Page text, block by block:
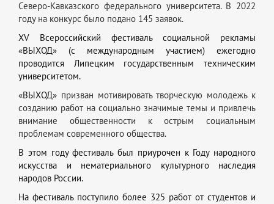
Северо-Кавказского федерального университета. В 2022
году на конкурс было подано 145 заявок.
ХV Всероссийский фестиваль социальной рекламы
«ВЫХОД» (с международным участием) ежегодно
проводится Липецким государственным техническим
университетом.
«ВЫХОД» призван мотивировать творческую молодежь к
созданию работ на социально значимые темы и привлечь
внимание общественности к острым социальным
проблемам современного общества.
В этом году фестиваль был приурочен к Году народного
искусства и нематериального культурного наследия
народов России.
На фестиваль поступило более 325 работ от студентов и